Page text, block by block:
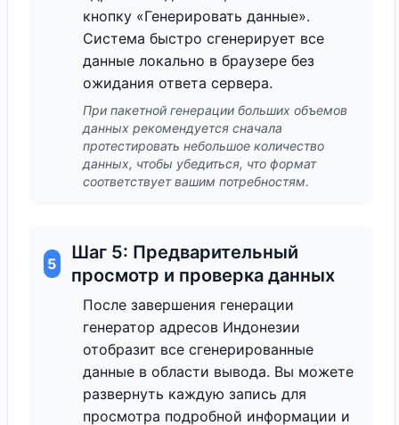
кнопку «Генерировать данные».
Система быстро сгенерирует все
данные локально в браузере без
ожидания ответа сервера.
При пакетной генерации больших объемов
данных рекомендуется сначала
протестировать небольшое количество
данных, чтобы убедиться, что формат
соответствует вашим потребностям.
5
Шаг 5: Предварительный
просмотр и проверка данных
После завершения генерации
генератор адресов Индонезии
отобразит все сгенерированные
данные в области вывода. Вы можете
развернуть каждую запись для
просмотра подробной информации и